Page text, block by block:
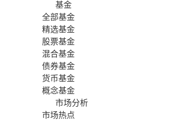
基金
全部基金
精选基金
股票基金
混合基金
债券基金
货币基金
概念基金
市场分析
市场热点